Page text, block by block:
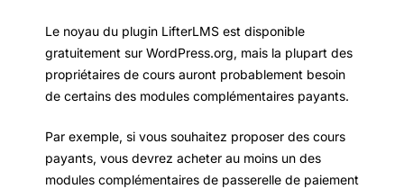
Le noyau du plugin LifterLMS est disponible
gratuitement sur WordPress.org, mais la plupart des
propriétaires de cours auront probablement besoin
de certains des modules complémentaires payants.
Par exemple, si vous souhaitez proposer des cours
payants, vous devrez acheter au moins un des
modules complémentaires de passerelle de paiement